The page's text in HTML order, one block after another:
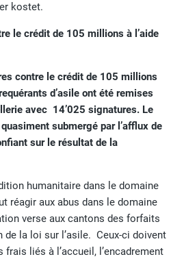
kostet.
le crédit de 105 millions à l’aide
contre le crédit de 105 millions
d’asile ont été remises
avec 14’025 signatures. Le
submergé par l’afflux de
sur le résultat de la
humanitaire dans le domaine
réagir aux abus dans le domaine
verse aux cantons des forfaits
de la loi sur l’asile. Ceux-ci doivent
liés à l’accueil, l’encadrement